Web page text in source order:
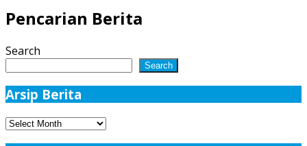
Pencarian Berita
Search
Search
Arsip Berita
Arsip